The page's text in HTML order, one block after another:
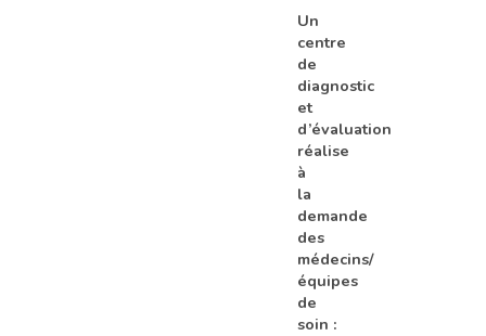
Un
centre
de
diagnostic
et
d’évaluation
réalise
à
la
demande
des
médecins/
équipes
de
soin :